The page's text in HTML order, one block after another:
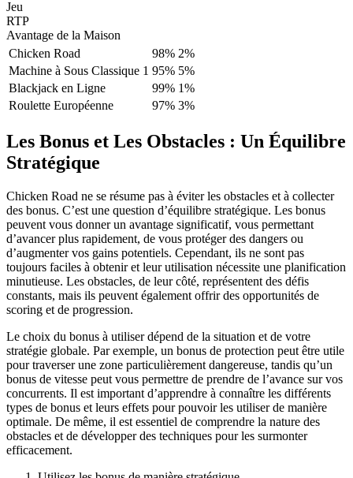
Jeu
RTP
Avantage de la Maison
Chicken Road
98% 2%
Machine à Sous Classique 1 95% 5%
Blackjack en Ligne
99% 1%
Roulette Européenne
97% 3%
Les Bonus et Les Obstacles : Un Équilibre
Stratégique
Chicken Road ne se résume pas à éviter les obstacles et à collecter
des bonus. C’est une question d’équilibre stratégique. Les bonus
peuvent vous donner un avantage significatif, vous permettant
d’avancer plus rapidement, de vous protéger des dangers ou
d’augmenter vos gains potentiels. Cependant, ils ne sont pas
toujours faciles à obtenir et leur utilisation nécessite une planification
minutieuse. Les obstacles, de leur côté, représentent des défis
constants, mais ils peuvent également offrir des opportunités de
scoring et de progression.
Le choix du bonus à utiliser dépend de la situation et de votre
stratégie globale. Par exemple, un bonus de protection peut être utile
pour traverser une zone particulièrement dangereuse, tandis qu’un
bonus de vitesse peut vous permettre de prendre de l’avance sur vos
concurrents. Il est important d’apprendre à connaître les différents
types de bonus et leurs effets pour pouvoir les utiliser de manière
optimale. De même, il est essentiel de comprendre la nature des
obstacles et de développer des techniques pour les surmonter
efficacement.